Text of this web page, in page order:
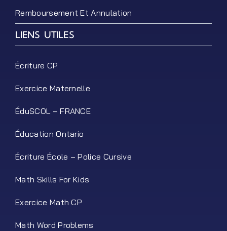
Remboursement Et Annulation
LIENS UTILES
Écriture CP
Exercice Maternelle
ÉduSCOL – FRANCE
Éducation Ontario
Écriture École – Police Cursive
Math Skills For Kids
Exercice Math CP
Math Word Problems